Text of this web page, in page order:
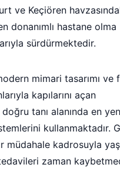
ve Keçiören
donanımlı hastane olma
sürdürmektedir.
mimari tasarımı ve
kapılarını açan
tanı alanında en
kullanmaktadır.
müdahale kadrosuyla
zaman